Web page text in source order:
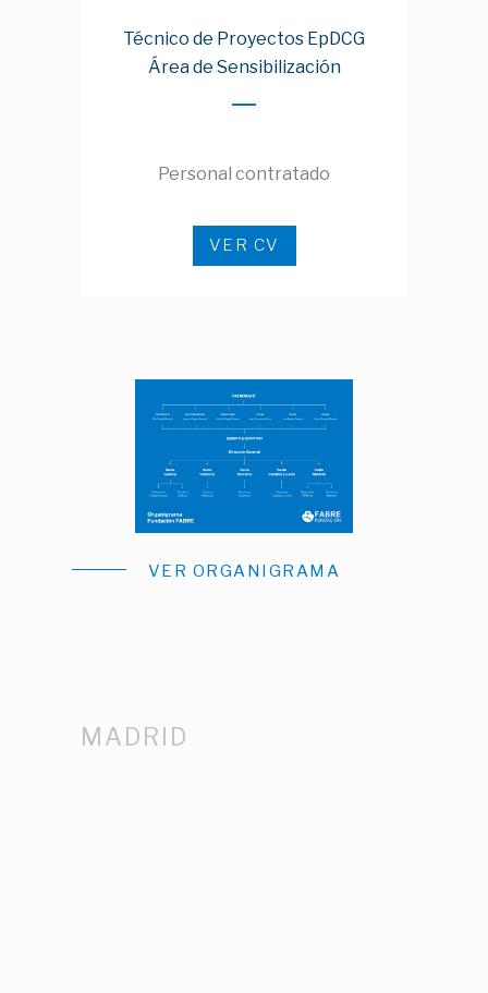
Técnico de Proyectos EpDCG
Área de Sensibilización
Personal contratado
VER CV
VER ORGANIGRAMA
MADRID